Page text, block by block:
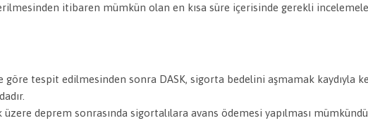
itibaren mümkün olan en kısa süre içerisinde gerekli
tespit edilmesinden sonra DASK, sigorta bedelini aşmamak kaydıyla
deprem sonrasında sigortalılara avans ödemesi yapılması